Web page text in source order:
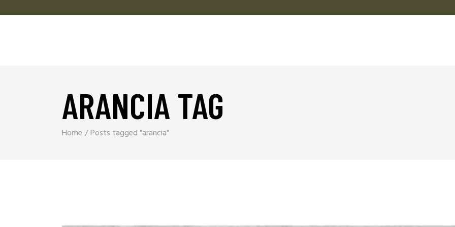
ARANCIA TAG
Home Posts tagged "arancia"